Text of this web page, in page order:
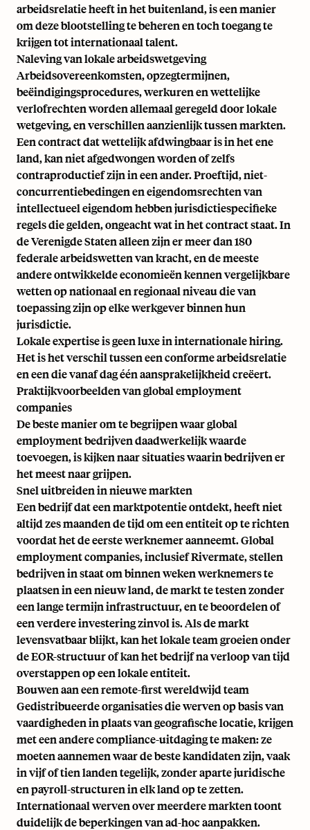
arbeidsrelatie heeft in het buitenland, is een manier
om deze blootstelling te beheren en toch toegang te
krijgen tot internationaal talent.
Naleving van lokale arbeidswetgeving
Arbeidsovereenkomsten, opzegtermijnen,
beëindigingsprocedures, werkuren en wettelijke
verlofrechten worden allemaal geregeld door lokale
wetgeving, en verschillen aanzienlijk tussen markten.
Een contract dat wettelijk afdwingbaar is in het ene
land, kan niet afgedwongen worden of zelfs
contraproductief zijn in een ander. Proeftijd, niet-
concurrentiebedingen en eigendomsrechten van
intellectueel eigendom hebben jurisdictiespecifieke
regels die gelden, ongeacht wat in het contract staat. In
de Verenigde Staten alleen zijn ermeer dan 180
federale arbeidswettenvan kracht, en de meeste
andere ontwikkelde economieën kennen vergelijkbare
wetten op nationaal en regionaal niveau die van
toepassing zijn op elke werkgever binnen hun
jurisdictie.
Lokale expertise is geen luxe in internationale hiring.
Het is het verschil tussen een conforme arbeidsrelatie
en een die vanaf dag één aansprakelijkheid creëert.
Praktijkvoorbeelden van global employment
companies
De beste manier om te begrijpen waar global
employment bedrijven daadwerkelijk waarde
toevoegen, is kijken naar situaties waarin bedrijven er
het meest naar grijpen.
Snel uitbreiden in nieuwe markten
Een bedrijf dat een marktpotentie ontdekt, heeft niet
altijd zes maanden de tijd om een entiteit op te richten
voordat het de eerste werknemer aanneemt. Global
employment companies, inclusief Rivermate, stellen
bedrijven in staat om binnen weken werknemers te
plaatsen in een nieuw land, de markt te testen zonder
een lange termijn infrastructuur, en te beoordelen of
een verdere investering zinvol is. Als de markt
levensvatbaar blijkt, kan het lokale team groeien onder
de EOR-structuur of kan het bedrijf na verloop van tijd
overstappen op een lokale entiteit.
Bouwen aan een remote-first wereldwijd team
Gedistribueerde organisaties die werven op basis van
vaardigheden in plaats van geografische locatie, krijgen
met een andere compliance-uitdaging te maken: ze
moeten aannemen waar de beste kandidaten zijn, vaak
in vijf of tien landen tegelijk, zonder aparte juridische
en payroll-structuren in elk land op te zetten.
Internationaal werven over meerdere markten toont
duidelijk de beperkingen van ad-hoc aanpakken.